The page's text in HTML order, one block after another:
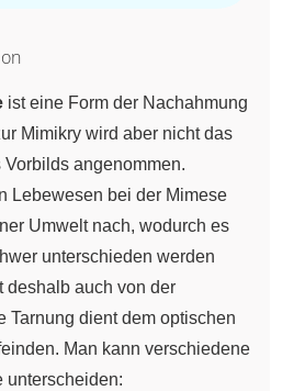
ist eine Form der Nachahmung
Mimikry wird aber nicht das
angenommen.
Lebewesen bei der Mimese
Umwelt nach, wodurch es
unterschieden werden
deshalb auch von der
Tarnung dient dem optischen
Man kann verschiedene
unterscheiden: